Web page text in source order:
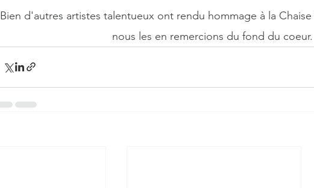
Bien d'autres artistes talentueux ont rendu hommage à la
nous les en remercions du fond du coeur.